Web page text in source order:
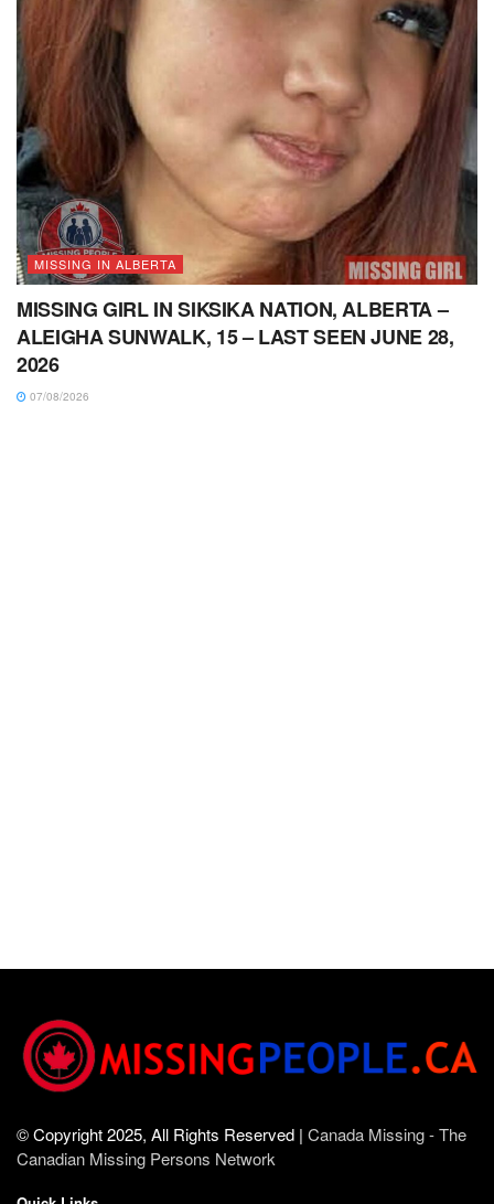
MISSING IN ALBERTA
MISSING GIRL IN SIKSIKA NATION, ALBERTA –
ALEIGHA SUNWALK, 15 – LAST SEEN JUNE 28,
2026
07/08/2026
© Copyright 2025, All Rights Reserved | Canada Missing - The
Canadian Missing Persons Network